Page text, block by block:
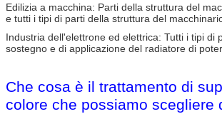
Edilizia a macchina: Parti della struttura del
e tutti i tipi di parti della struttura del
Industria dell'elettrone ed elettrica: Tutti i tipi di
sostegno e di applicazione del radiatore di
Che cosa è il trattamento di
colore che possiamo scegliere